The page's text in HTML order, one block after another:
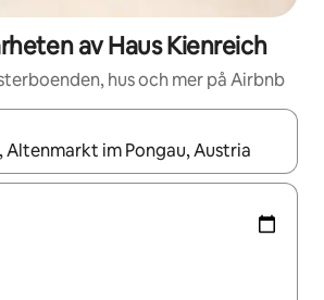
av Haus Kienreich
hus och mer på Airbnb
kan du navigera med upp- och